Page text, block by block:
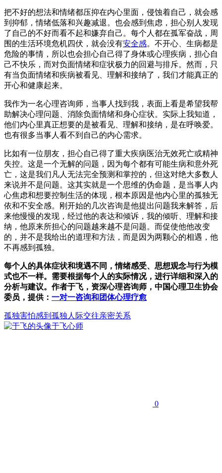
把不好的想法和情绪都压抑在内心里面，侵蚀着自己，就会感
到抑郁，情绪低落和兴趣减退。也会感到焦虑，担心别人发现
了自己的不好而看不起和嫌弃自己。每个人都在孤军奋战，周
围的生活环境危机四伏，就会没有安全感。不开心、生病都是
危险的事情，所以也会担心自己得了身体或心理疾病，担心自
己不快乐，而对负面情绪和症状极力的回避与排斥。然而，只
有当负面情绪和疾病被看见、理解和接纳了，我们才能真正的
开心和健康起来。
我作为一名心理咨询师，当事人找到我，表面上看是希望我帮
助解决心理问题、消除负面情绪和身心症状。实际上我知道，
他们内心里真正想要的是被看见、理解和接纳，是在呼唤爱。
也有很多当事人看不到自己的内心需求。
比如有一位朋友，担心自己得了重大疾病医治无效死亡或精神
失控。这是一个无解的问题，因为每个都有可能生病和意外死
亡，这是我们凡人无法完全预测和掌控的，但这对绝大多数人
来说并不是问题。这其实就是一个思维的伪命题，是当事人内
心焦虑和想要控制生活的体现，根本原因是他内心里的孤独无
依和不安全感。刚开始的几次咨询是他提出问题我来解答，后
来他慢慢的发现，经过他的表达和倾诉，我的倾听、理解和接
纳，他原来所担心的问题越来越不是问题。而促使他他改变
的，并不是我给出的道理和方法，而是因为两颗心的相遇，他
不再感到孤独。
每个人的具体症状和境遇不同，情绪感受、思想观念与行为模
式也不一样。需要根据每个人的实际情况，进行详细和深入的
分析与建议。作者于飞，资深心理咨询师，中国心理卫生协会
委员，提供： 一对一咨询和团体心理疗愈
孤独害怕感到孤独 人际交往亲密关系
于飞心师
0